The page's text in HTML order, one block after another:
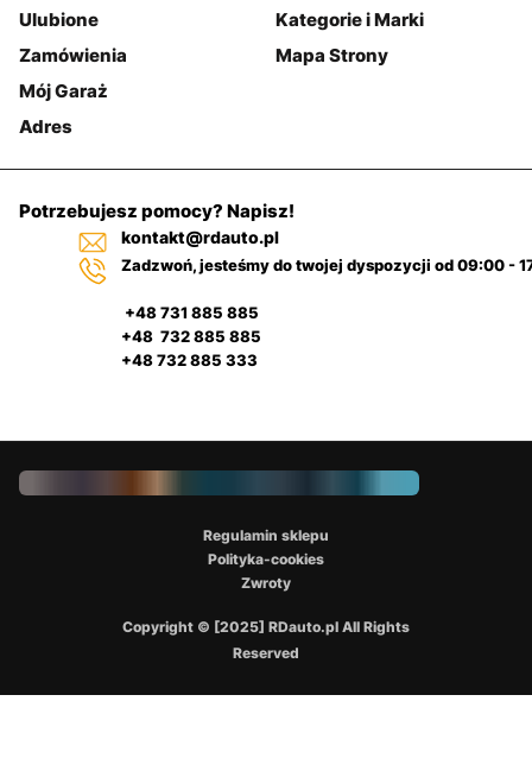
Ulubione
Zamówienia
Mój Garaż
Adres
Kategorie i Marki
Mapa Strony
Potrzebujesz pomocy? Napisz!
kontakt@rdauto.pl
Zadzwoń, jesteśmy do twojej dyspozycji od 09:00 -
+48 731 885 885
+48 732 885 885
+48 732 885 333
Copyright © [2025] RDauto.pl All Rights
Reserved
Regulamin sklepu
Polityka-cookies
Zwroty